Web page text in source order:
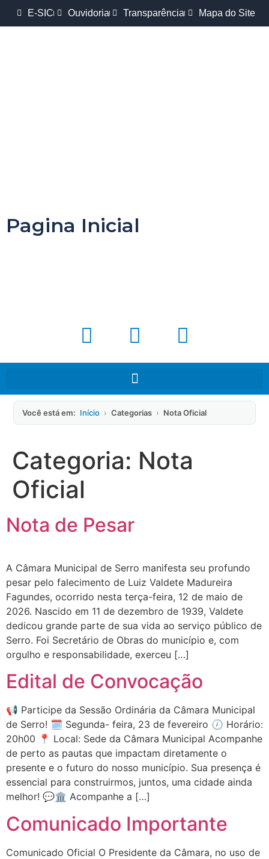
E-SIC Ouvidoria Transparência Mapa do Site
Pagina Inicial
Você está em: Início › Categorias › Nota Oficial
Categoria: Nota
Oficial
Nota de Pesar
A Câmara Municipal de Serro manifesta seu profundo
pesar pelo falecimento de Luiz Valdete Madureira
Fagundes, ocorrido nesta terça-feira, 12 de maio de
2026. Nascido em 11 de dezembro de 1939, Valdete
dedicou grande parte de sua vida ao serviço público de
Serro. Foi Secretário de Obras do município e, com
orgulho e responsabilidade, exerceu […]
Edital de Convocação
📢 Participe da Sessão Ordinária da Câmara Municipal
de Serro! 🗓 Segunda- feira, 23 de fevereiro 🕖 Horário:
20h00 📍 Local: Sede da Câmara Municipal Acompanhe
de perto as pautas que impactam diretamente o
presente e o futuro do nosso município. Sua presença é
essencial para construirmos, juntos, uma cidade ainda
melhor! 💬🏛️ Acompanhe a […]
Comunicado Importante
Comunicado Oficial O Presidente da Câmara, no uso de